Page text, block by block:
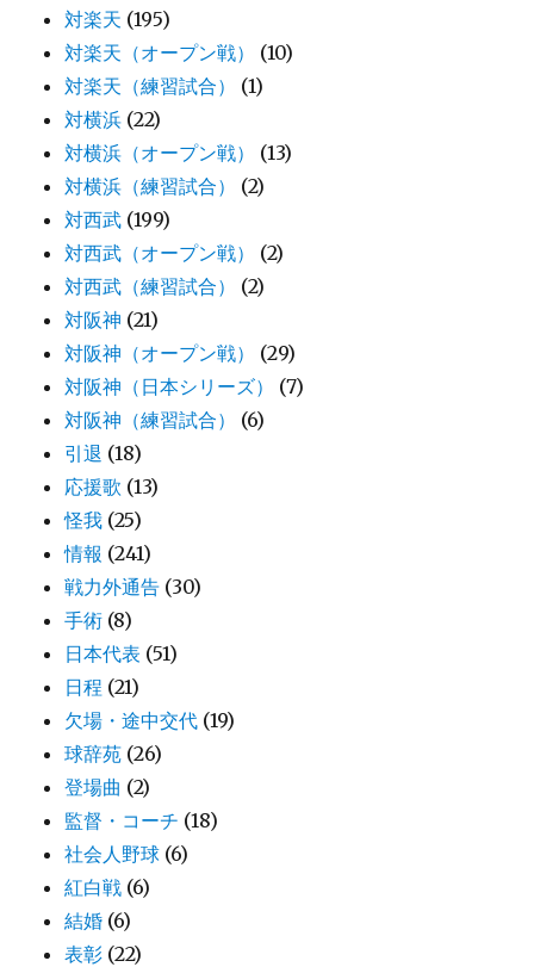
対楽天 (195)
対楽天（オープン戦）
(10)
対楽天（練習試合）
(1)
対横浜 (22)
対横浜（オープン戦）
(13)
対横浜（練習試合）
(2)
対西武 (199)
対西武（オープン戦）
(2)
対西武（練習試合）
(2)
対阪神 (21)
対阪神（オープン戦）
(29)
対阪神（日本シリーズ）
(7)
対阪神（練習試合）
(6)
引退 (18)
応援歌 (13)
怪我 (25)
情報 (241)
戦力外通告 (30)
手術 (8)
日本代表 (51)
日程 (21)
欠場・途中交代 (19)
球辞苑 (26)
登場曲 (2)
監督・コーチ (18)
社会人野球 (6)
紅白戦 (6)
結婚 (6)
表彰 (22)